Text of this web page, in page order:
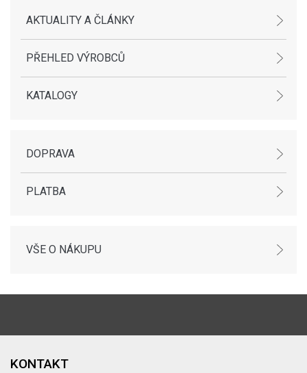
AKTUALITY A ČLÁNKY
PŘEHLED VÝROBCŮ
KATALOGY
DOPRAVA
PLATBA
VŠE O NÁKUPU
KONTAKT